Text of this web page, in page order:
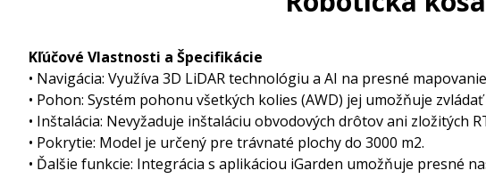
Kľúčové Vlastnosti a Špecifikácie
• Navigácia: Využíva 3D LiDAR technológiu a AI na presné
• Pohon: Systém pohonu všetkých kolies (AWD) jej umožňuje
• Inštalácia: Nevyžaduje inštaláciu obvodových drôtov ani zložitých
• Pokrytie: Model je určený pre trávnaté plochy do 3000 m2.
• Ďalšie funkcie: Integrácia s aplikáciou iGarden umožňuje presné